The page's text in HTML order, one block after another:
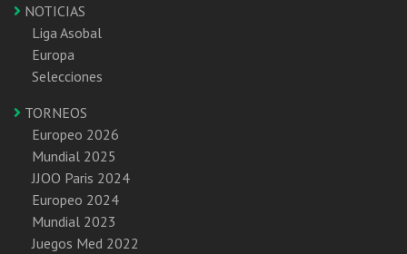
NOTICIAS
Liga Asobal
Europa
Selecciones
TORNEOS
Europeo 2026
Mundial 2025
JJOO Paris 2024
Europeo 2024
Mundial 2023
Juegos Med 2022